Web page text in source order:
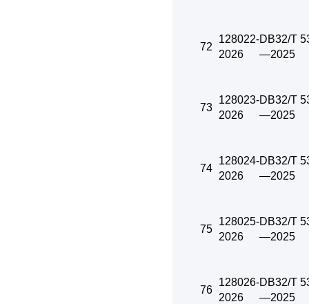
72
128022-
2026
DB32/T
—2025
73
128023-
2026
DB32/T
—2025
74
128024-
2026
DB32/T
—2025
75
128025-
2026
DB32/T
—2025
76
128026-
2026
DB32/T
—2025